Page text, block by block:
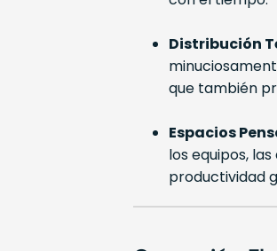
Distribución
que también
Espacios
los equipos,
productividad